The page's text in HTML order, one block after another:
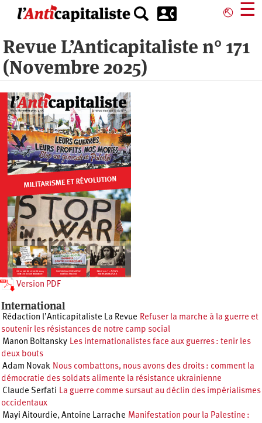
principal
⎋ ☰
Revue L’Anticapitaliste n° 171
(Novembre 2025)
Version PDF
International
Rédaction l’Anticapitaliste La Revue Refuser la marche à la guerre et
soutenir les résistances de notre camp social
Manon Boltansky Les internationalistes face aux guerres : tenir les
deux bouts
Adam Novak Nous combattons, nous avons des droits : comment la
démocratie des soldats alimente la résistance ukrainienne
Claude Serfati La guerre comme sursaut au déclin des impérialismes
occidentaux
Mayi Aitourdie, Antoine Larrache Manifestation pour la Palestine :